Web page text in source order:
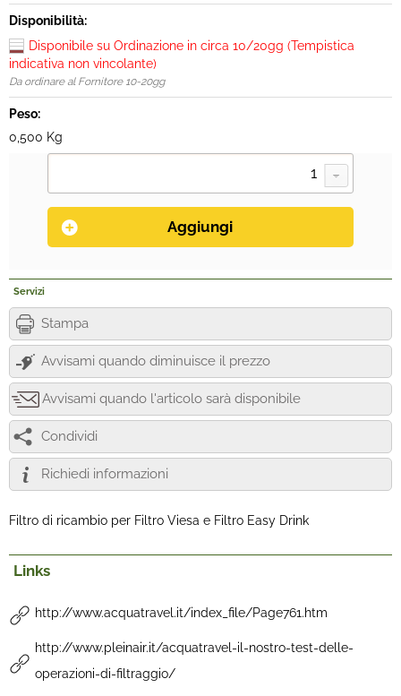
Disponibilità:
Disponibile su Ordinazione in circa 10/20gg (Tempistica
indicativa non vincolante)
Da ordinare al Fornitore 10-20gg
Peso:
0,500 Kg
Servizi
Stampa
Avvisami quando diminuisce il prezzo
Avvisami quando l'articolo sarà disponibile
Condividi
Richiedi informazioni
Filtro di ricambio per Filtro Viesa e Filtro Easy Drink
Links
http://www.acquatravel.it/index_file/Page761.htm
http://www.pleinair.it/acquatravel-il-nostro-test-delle-
operazioni-di-filtraggio/